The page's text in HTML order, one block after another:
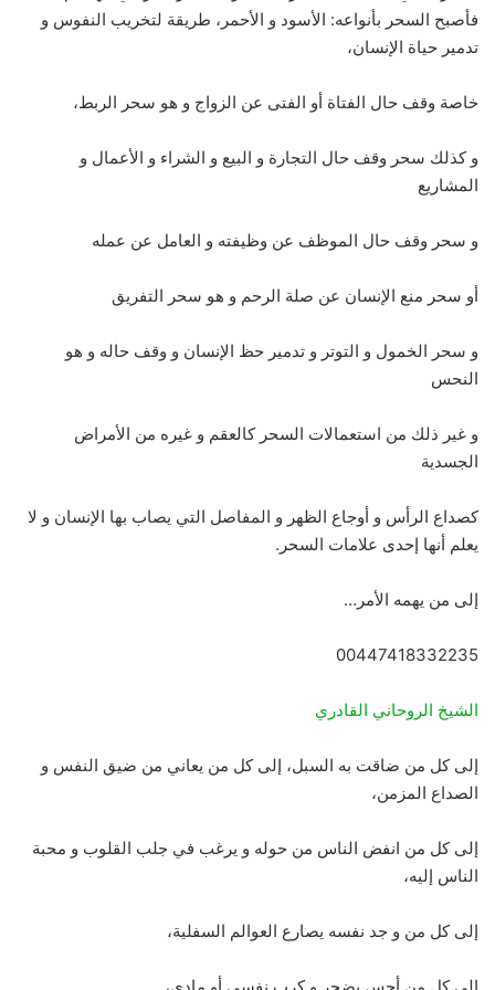
فأصبح السحر بأنواعه: الأسود و الأحمر، طريقة لتخريب النفوس و
تدمير حياة الإنسان،
خاصة وقف حال الفتاة أو الفتى عن الزواج و هو سحر الربط،
و كذلك سحر وقف حال التجارة و البيع و الشراء و الأعمال و
المشاريع
و سحر وقف حال الموظف عن وظيفته و العامل عن عمله
أو سحر منع الإنسان عن صلة الرحم و هو سحر التفريق
و سحر الخمول و التوتر و تدمير حظ الإنسان و وقف حاله و هو
النحس
و غير ذلك من استعمالات السحر كالعقم و غيره من الأمراض
الجسدية
كصداع الرأس و أوجاع الظهر و المفاصل التي يصاب بها الإنسان و لا
يعلم أنها إحدى علامات السحر.
إلى من يهمه الأمر…
00447418332235
الشيخ الروحاني القادري
إلى كل من ضاقت به السبل، إلى كل من يعاني من ضيق النفس و
الصداع المزمن،
إلى كل من انفض الناس من حوله و يرغب في جلب القلوب و محبة
الناس إليه،
إلى كل من و جد نفسه يصارع العوالم السفلية،